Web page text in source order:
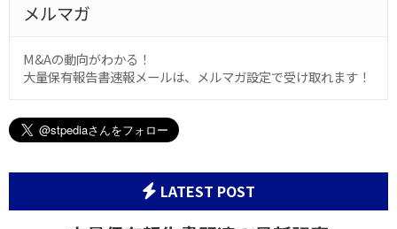
メルマガ
M&Aの動向がわかる！
大量保有報告書速報メールは、メルマガ設定で受け取れます！
LATEST POST